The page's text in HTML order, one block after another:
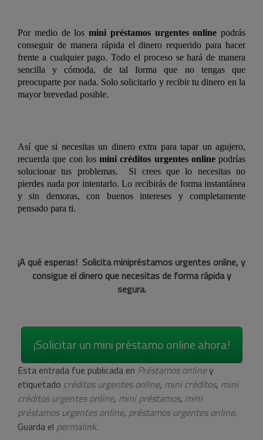
Por medio de los mini préstamos urgentes online podrás
conseguir de manera rápida el dinero requerido para hacer
frente a cualquier pago. Todo el proceso se hará de manera
sencilla y cómoda, de tal forma que no tengas que
preocuparte por nada. Solo solicitarlo y recibir tu dinero en la
mayor brevedad posible.
Así que si necesitas un dinero extra para tapar un agujero,
recuerda que con los mini créditos urgentes online podrías
solucionar tus problemas. Si crees que lo necesitas no
pierdes nada por intentarlo. Lo recibirás de forma instantánea
y sin demoras, con buenos intereses y completamente
pensado para ti.
¡A qué esperas! Solicita minipréstamos urgentes online, y
consigue el dinero que necesitas de forma rápida y
segura.
¡Solicitar un mini préstamo online ahora!
Esta entrada fue publicada en Préstamos onliney
etiquetado créditos urgentes online, mini créditos, mini
créditos urgentes online, mini préstamos, mini
préstamos urgentes online, préstamos urgentes online.
Guarda el permalink.